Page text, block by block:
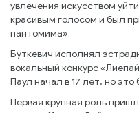
увлечения искусством
красивым голосом и был
пантомима».
Буткевич исполнял
вокальный конкурс
Паул начал в 17 лет, но
Первая крупная роль